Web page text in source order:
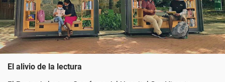
El alivio de la lectura